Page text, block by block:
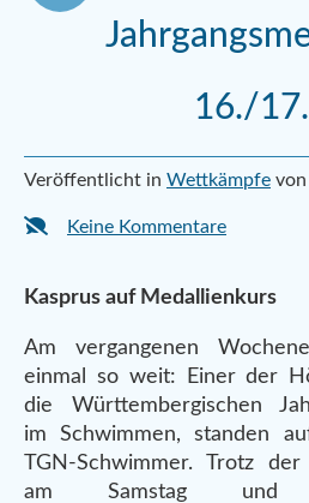
16./
Veröffentlicht in Wettkämpfe von
Keine Kommentare
Kasprus auf Medallienkurs
Am vergangenen
einmal so weit: Einer der
die Württembergischen
im Schwimmen, standen
TGN-Schwimmer. Trotz
am Samstag und